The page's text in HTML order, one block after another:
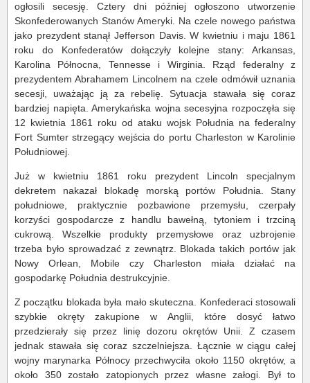
ogłosili secesję. Cztery dni później ogłoszono utworzenie
Skonfederowanych Stanów Ameryki. Na czele nowego państwa
jako prezydent stanął Jefferson Davis. W kwietniu i maju 1861
roku do Konfederatów dołączyły kolejne stany: Arkansas,
Karolina Północna, Tennesse i Wirginia. Rząd federalny z
prezydentem Abrahamem Lincolnem na czele odmówił uznania
secesji, uważając ją za rebelię. Sytuacja stawała się coraz
bardziej napięta. Amerykańska wojna secesyjna rozpoczęła się
12 kwietnia 1861 roku od ataku wojsk Południa na federalny
Fort Sumter strzegący wejścia do portu Charleston w Karolinie
Południowej.
Już w kwietniu 1861 roku prezydent Lincoln specjalnym
dekretem nakazał blokadę morską portów Południa. Stany
południowe, praktycznie pozbawione przemysłu, czerpały
korzyści gospodarcze z handlu bawełną, tytoniem i trzciną
cukrową. Wszelkie produkty przemysłowe oraz uzbrojenie
trzeba było sprowadzać z zewnątrz. Blokada takich portów jak
Nowy Orlean, Mobile czy Charleston miała działać na
gospodarkę Południa destrukcyjnie.
Z początku blokada była mało skuteczna. Konfederaci stosowali
szybkie okręty zakupione w Anglii, które dosyć łatwo
przedzierały się przez linię dozoru okrętów Unii. Z czasem
jednak stawała się coraz szczelniejsza. Łącznie w ciągu całej
wojny marynarka Północy przechwyciła około 1150 okrętów, a
około 350 zostało zatopionych przez własne załogi. Był to